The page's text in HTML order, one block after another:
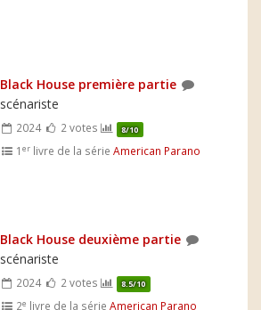
Black House première partie
scénariste
2024 2 votes 8/10
1er livre de la sérieAmerican Parano
Black House deuxième partie
scénariste
2024 2 votes 8.5/10
2e livre de la sérieAmerican Parano